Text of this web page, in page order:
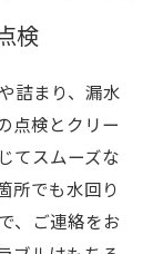
検
詰まり、漏水
点検とクリー
てスムーズな
所でも水回り
、ご連絡をお